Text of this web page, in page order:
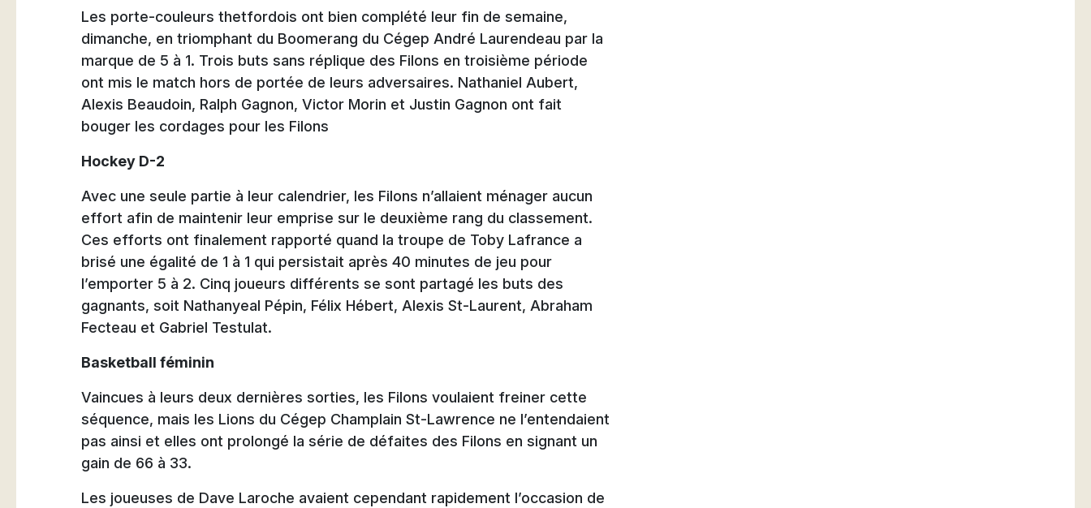
Les porte-couleurs thetfordois ont bien complété leur fin de semaine,
dimanche, en triomphant du Boomerang du Cégep André Laurendeau par la
marque de 5 à 1. Trois buts sans réplique des Filons en troisième période
ont mis le match hors de portée de leurs adversaires. Nathaniel Aubert,
Alexis Beaudoin, Ralph Gagnon, Victor Morin et Justin Gagnon ont fait
bouger les cordages pour les Filons
Hockey D-2
Avec une seule partie à leur calendrier, les Filons n’allaient ménager aucun
effort afin de maintenir leur emprise sur le deuxième rang du classement.
Ces efforts ont finalement rapporté quand la troupe de Toby Lafrance a
brisé une égalité de 1 à 1 qui persistait après 40 minutes de jeu pour
l’emporter 5 à 2. Cinq joueurs différents se sont partagé les buts des
gagnants, soit Nathanyeal Pépin, Félix Hébert, Alexis St-Laurent, Abraham
Fecteau et Gabriel Testulat.
Basketball féminin
Vaincues à leurs deux dernières sorties, les Filons voulaient freiner cette
séquence, mais les Lions du Cégep Champlain St-Lawrence ne l’entendaient
pas ainsi et elles ont prolongé la série de défaites des Filons en signant un
gain de 66 à 33.
Les joueuses de Dave Laroche avaient cependant rapidement l’occasion de